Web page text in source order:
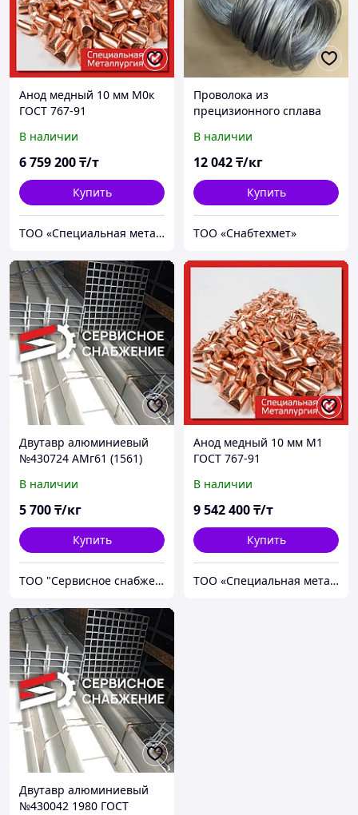
Анод медный 10 мм М0к
ГОСТ 767-91
В наличии
6 759 200₸/т
Купить
ТОО «Специальная металлургия»
Проволока из
прецизионного сплава
ТУ 14-1-1060-74
холоднотянутая
В наличии
12 042₸/кг
Купить
ТОО «Снабтехмет»
Двутавр алюминиевый
№430724 АМг61 (1561)
прессованный
В наличии
5 700₸/кг
Купить
ТОО "Сервисное снабжение Астана"
Анод медный 10 мм М1
ГОСТ 767-91
В наличии
9 542 400₸/т
Купить
ТОО «Специальная металлургия»
Двутавр алюминиевый
№430042 1980 ГОСТ